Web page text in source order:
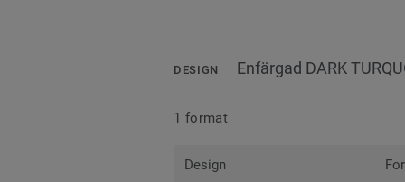
DESIGN Enfärgad DARK
1 format
Design